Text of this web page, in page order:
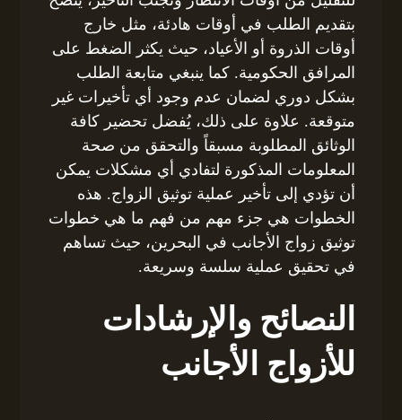
بتقديم الطلب في أوقات هادئة، مثل خارج
أوقات الذروة أو الأعياد، حيث يكثر الضغط على
المرافق الحكومية. كما ينبغي متابعة الطلب
بشكل دوري لضمان عدم وجود أي تأخيرات غير
متوقعة. علاوة على ذلك، يُفضل تحضير كافة
الوثائق المطلوبة مسبقاً والتحقق من صحة
المعلومات المذكورة لتفادي أي مشكلات يمكن
أن تؤدي إلى تأخير عملية توثيق الزواج. هذه
الخطوات هي جزء مهم من فهم ما هي خطوات
توثيق زواج الأجانب في البحرين، حيث تساهم
في تحقيق عملية سلسة وسريعة.
النصائح والإرشادات
للأزواج الأجانب